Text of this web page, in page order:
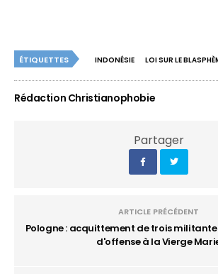
ÉTIQUETTES INDONÉSIE LOI SUR LE
Rédaction Christianophobie
Partager
ARTICLE PRÉCÉDENT
Pologne : acquittement de trois
d'offense à la Vierge